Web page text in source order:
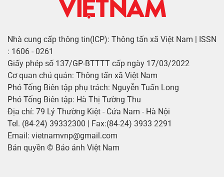
Nhà cung cấp thông tin(ICP): Thông tấn xã Việt Nam | ISSN
: 1606 - 0261
Giấy phép số 137/GP-BTTTT cấp ngày 17/03/2022
Cơ quan chủ quản: Thông tấn xã Việt Nam
Phó Tổng Biên tập phụ trách: Nguyễn Tuấn Long
Phó Tổng Biên tập: Hà Thị Tường Thu
Địa chỉ: 79 Lý Thường Kiệt - Cửa Nam - Hà Nội
Tel. (84-24) 39332300 | Fax:(84-24) 3933 2291
Email: vietnamvnp@gmail.com
Bản quyền © Báo ảnh Việt Nam